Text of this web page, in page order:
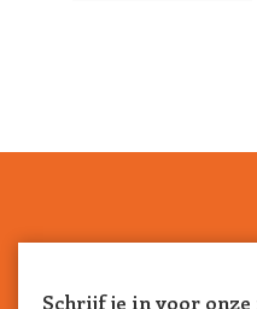
Schrijf je in voor